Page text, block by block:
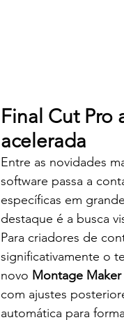
Final Cut Pro
acelerada
Entre as novidades
software passa a
específicas em
destaque é a busca
Para criadores de
significativamente o
novo Montage Maker
com ajustes
automática para